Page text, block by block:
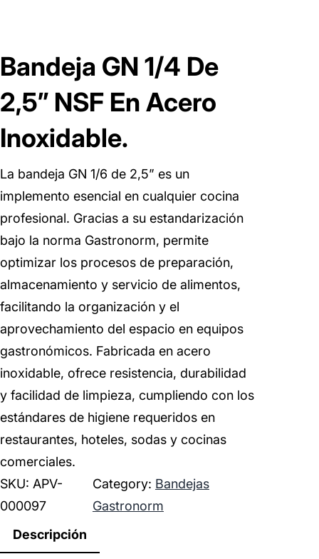
Bandeja GN 1/4 De
2,5” NSF En Acero
Inoxidable.
La bandeja GN 1/6 de 2,5” es un
implemento esencial en cualquier cocina
profesional. Gracias a su estandarización
bajo la norma Gastronorm, permite
optimizar los procesos de preparación,
almacenamiento y servicio de alimentos,
facilitando la organización y el
aprovechamiento del espacio en equipos
gastronómicos. Fabricada en acero
inoxidable, ofrece resistencia, durabilidad
y facilidad de limpieza, cumpliendo con los
estándares de higiene requeridos en
restaurantes, hoteles, sodas y cocinas
comerciales.
SKU: APV-
000097
Category: Bandejas
Gastronorm
Descripción